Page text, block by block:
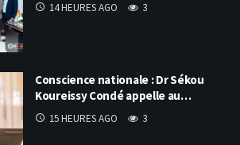
14 HEURES AGO 3
Conscience nationale : Dr Sékou
Koureissy Condé appelle au…
15 HEURES AGO 3